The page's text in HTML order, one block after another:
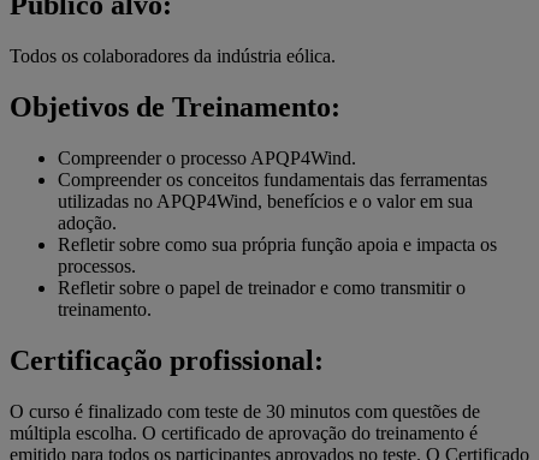
Todos os colaboradores da indústria eólica.
Objetivos de Treinamento:
Compreender o processo APQP4Wind.
Compreender os conceitos fundamentais das ferramentas
utilizadas no APQP4Wind, benefícios e o valor em sua
adoção.
Refletir sobre como sua própria função apoia e impacta os
processos.
Refletir sobre o papel de treinador e como transmitir o
treinamento.
Certificação profissional:
O curso é finalizado com teste de 30 minutos com questões de
múltipla escolha. O certificado de aprovação do treinamento é
emitido para todos os participantes aprovados no teste. O Certificado